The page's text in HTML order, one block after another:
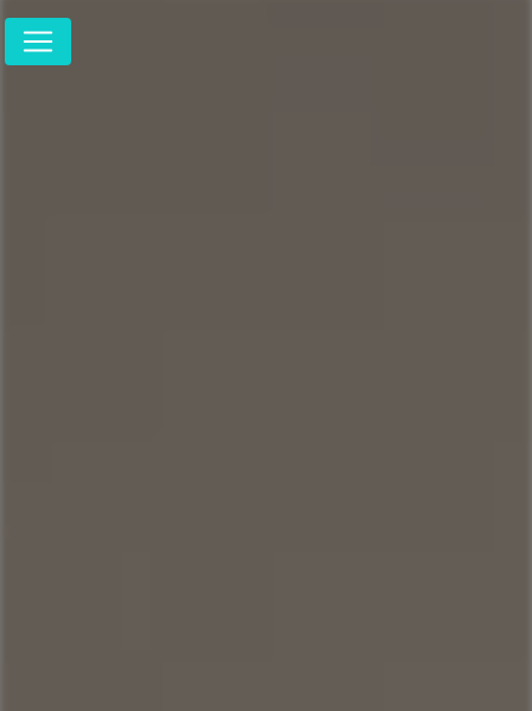
Panneau de gestion des cookies